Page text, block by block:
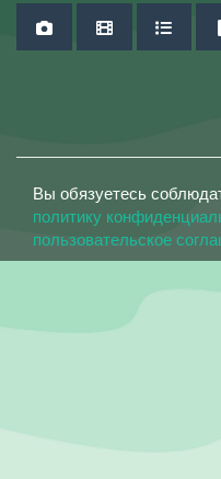
Вы обязуетесь
политику
пользовательское